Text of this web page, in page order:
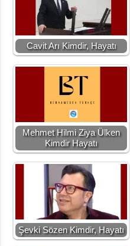
Cavit Arı Kimdir, Hayatı
Mehmet Hilmi Ziya Ülken
Kimdir Hayatı
Şevki Sözen Kimdir, Hayatı